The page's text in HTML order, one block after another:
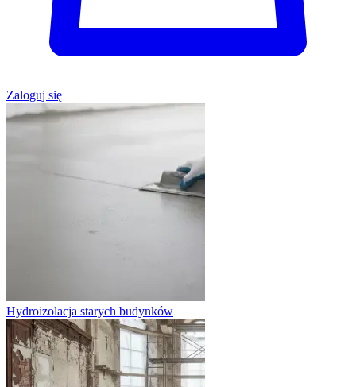
Zaloguj się
Hydroizolacja starych budynków